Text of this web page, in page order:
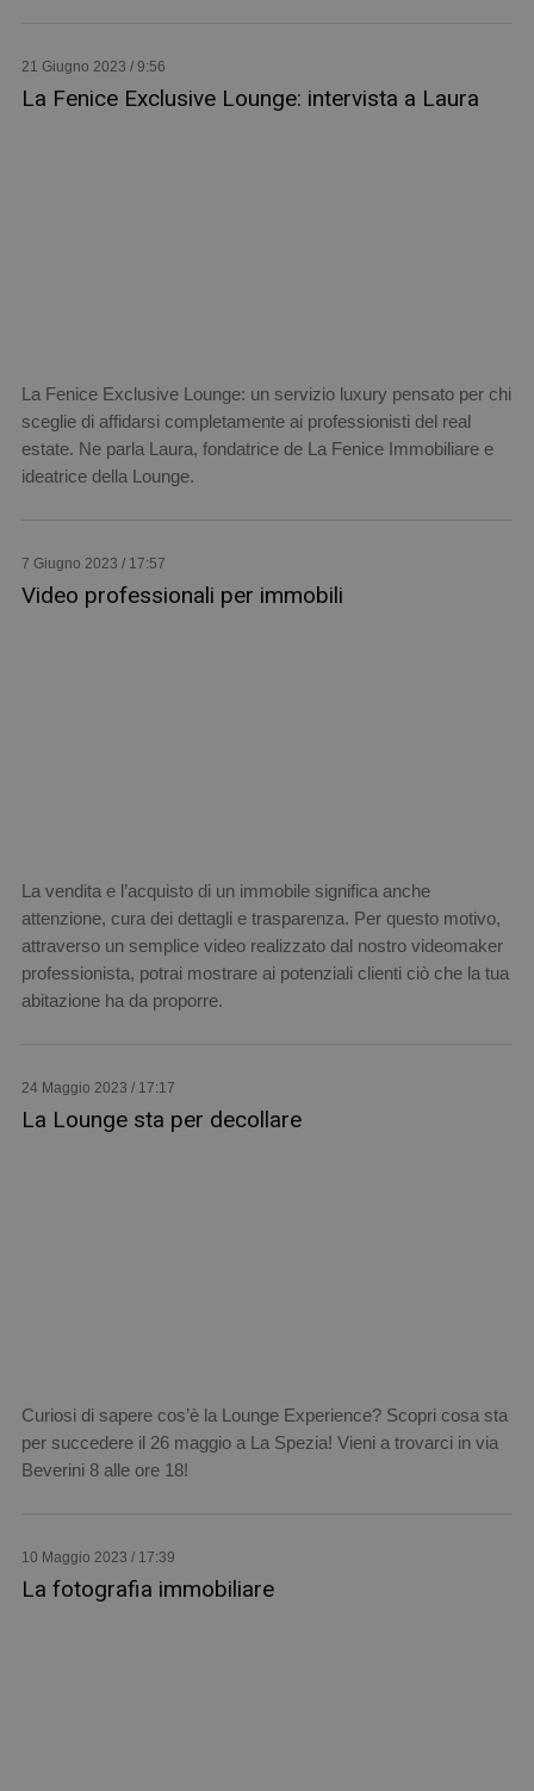
21 Giugno 2023 / 9:56
La Fenice Exclusive Lounge: intervista a Laura
La Fenice Exclusive Lounge: un servizio luxury pensato per chi
sceglie di affidarsi completamente ai professionisti del real
estate. Ne parla Laura, fondatrice de La Fenice Immobiliare e
ideatrice della Lounge.
7 Giugno 2023 / 17:57
Video professionali per immobili
La vendita e l’acquisto di un immobile significa anche
attenzione, cura dei dettagli e trasparenza. Per questo motivo,
attraverso un semplice video realizzato dal nostro videomaker
professionista, potrai mostrare ai potenziali clienti ciò che la tua
abitazione ha da proporre.
24 Maggio 2023 / 17:17
La Lounge sta per decollare
Curiosi di sapere cos’è la Lounge Experience? Scopri cosa sta
per succedere il 26 maggio a La Spezia! Vieni a trovarci in via
Beverini 8 alle ore 18!
10 Maggio 2023 / 17:39
La fotografia immobiliare